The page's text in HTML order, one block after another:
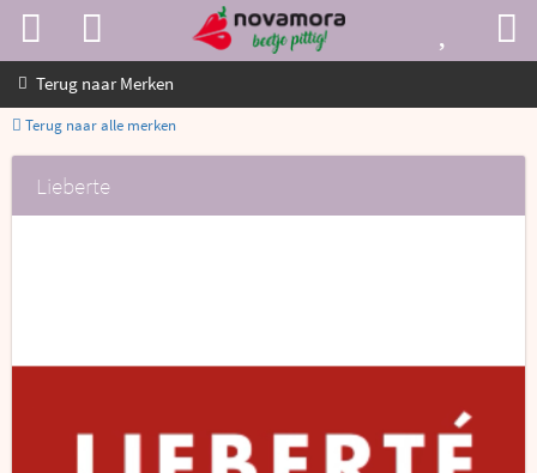
Terug naarMerken
Terug naar alle merken
Lieberte